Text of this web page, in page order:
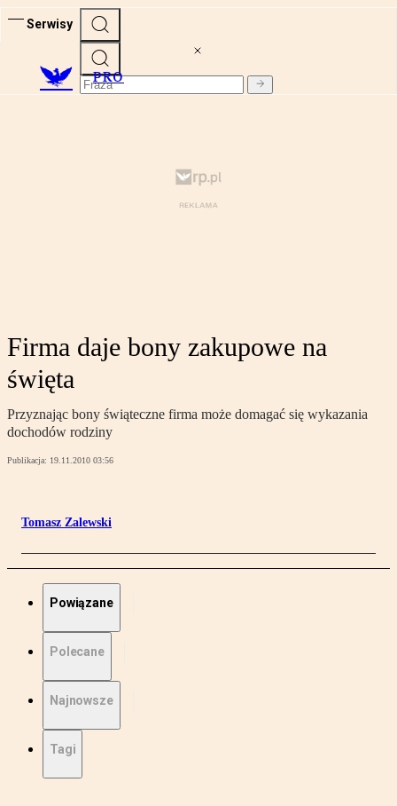
Serwisy
PRO
Firma daje bony zakupowe na
święta
Przyznając bony świąteczne firma może domagać się wykazania
dochodów rodziny
Publikacja: 19.11.2010 03:56
Tomasz Zalewski
Powiązane
Polecane
Najnowsze
Tagi